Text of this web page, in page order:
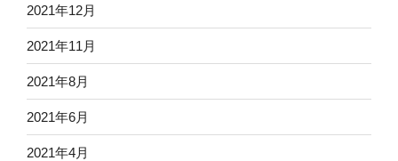
2021年12月
2021年11月
2021年8月
2021年6月
2021年4月